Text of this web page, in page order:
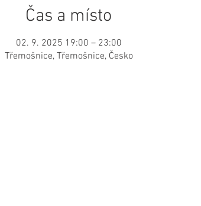
Čas a místo
02. 9. 2025 19:00 – 23:00
Třemošnice, Třemošnice, Česko